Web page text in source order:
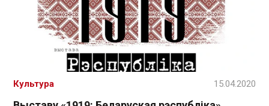
Культура 15.04.2020